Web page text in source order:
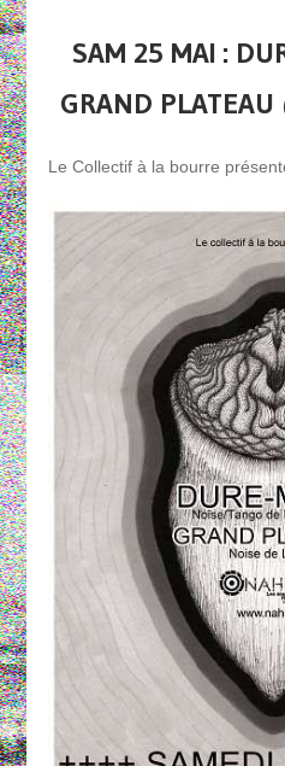
SAM 25 MAI :
GRAND
Le Collectif à la bourre